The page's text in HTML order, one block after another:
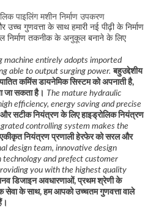
पाइलिंग मशीन निर्माण उपकरण
उच्च गुणवत्ता के साथ हमारी नई पीढ़ी के निर्माण
निर्माण तकनीक के अनुकूल बनाने के लिए
machine entirely adopts imported
able to output surging power. बहुउद्देशीय
कमिंस डायनेमिक सिस्टम को अपनाती है,
जा सकता है। The mature hydraulic
efficiency, energy saving and precise
और सटीक नियंत्रण के लिए हाइड्रोलिक नियंत्रण
controlling system makes the
नियंत्रण प्रणाली हेरफेर को सरल और
design team, innovative design
and prefect customer
you with the highest quality
डिजाइन अवधारणाओं, प्रथम श्रेणी के
सेवा के साथ, हम आपको उच्चतम गुणवत्ता वाले